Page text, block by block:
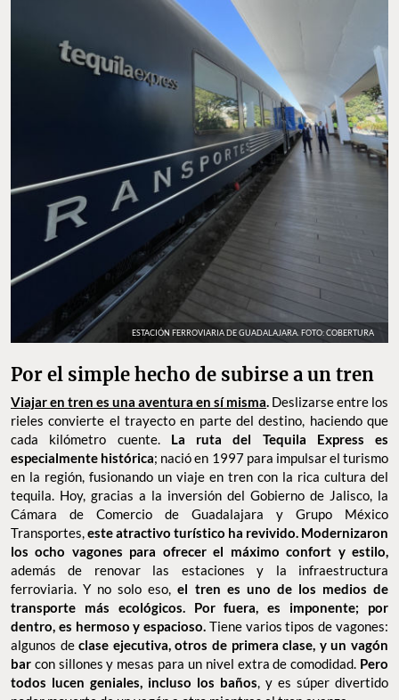
ESTACIÓN FERROVIARIA DE GUADALAJARA. FOTO: COBERTURA
Por el simple hecho de subirse a un tren
Viajar en tren es una aventura en sí misma. Deslizarse entre los
rieles convierte el trayecto en parte del destino, haciendo que
cada kilómetro cuente. La ruta del Tequila Express es
especialmente histórica; nació en 1997 para impulsar el turismo
en la región, fusionando un viaje en tren con la rica cultura del
tequila. Hoy, gracias a la inversión del Gobierno de Jalisco, la
Cámara de Comercio de Guadalajara y Grupo México
Transportes,este atractivo turístico ha revivido. Modernizaron
los ocho vagones para ofrecer el máximo confort y estilo,
además de renovar las estaciones y la infraestructura
ferroviaria. Y no solo eso, el tren es uno de los medios de
transporte más ecológicos. Por fuera, es imponente; por
dentro, es hermoso y espacioso. Tiene varios tipos de vagones:
algunos declase ejecutiva, otros de primera clase, y un vagón
bar con sillones y mesas para un nivel extra de comodidad. Pero
todos lucen geniales, incluso los baños, y es súper divertido